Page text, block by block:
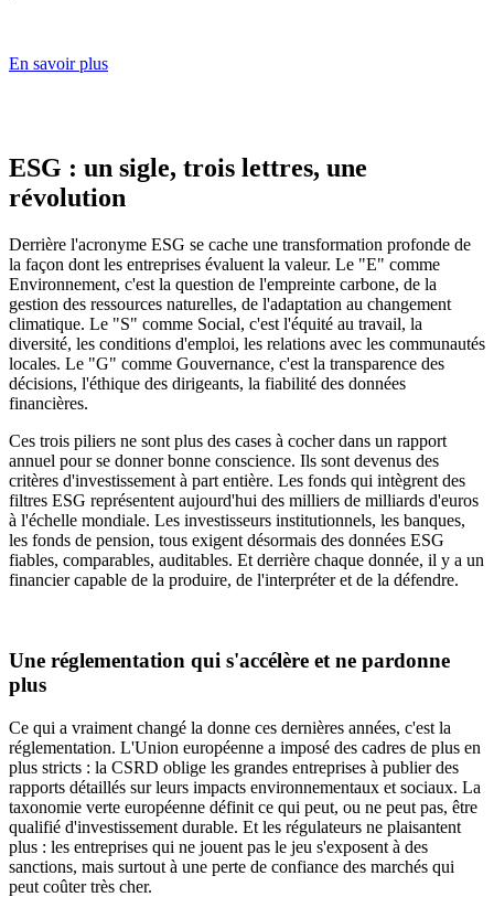
En savoir plus
ESG : un sigle, trois lettres, une
révolution
Derrière l'acronyme ESG se cache une transformation profonde de
la façon dont les entreprises évaluent la valeur. Le "E" comme
Environnement, c'est la question de l'empreinte carbone, de la
gestion des ressources naturelles, de l'adaptation au changement
climatique. Le "S" comme Social, c'est l'équité au travail, la
diversité, les conditions d'emploi, les relations avec les communautés
locales. Le "G" comme Gouvernance, c'est la transparence des
décisions, l'éthique des dirigeants, la fiabilité des données
financières.
Ces trois piliers ne sont plus des cases à cocher dans un rapport
annuel pour se donner bonne conscience. Ils sont devenus des
critères d'investissement à part entière. Les fonds qui intègrent des
filtres ESG représentent aujourd'hui des milliers de milliards d'euros
à l'échelle mondiale. Les investisseurs institutionnels, les banques,
les fonds de pension, tous exigent désormais des données ESG
fiables, comparables, auditables. Et derrière chaque donnée, il y a un
financier capable de la produire, de l'interpréter et de la défendre.
Une réglementation qui s'accélère et ne pardonne
plus
Ce qui a vraiment changé la donne ces dernières années, c'est la
réglementation. L'Union européenne a imposé des cadres de plus en
plus stricts : la CSRD oblige les grandes entreprises à publier des
rapports détaillés sur leurs impacts environnementaux et sociaux. La
taxonomie verte européenne définit ce qui peut, ou ne peut pas, être
qualifié d'investissement durable. Et les régulateurs ne plaisantent
plus : les entreprises qui ne jouent pas le jeu s'exposent à des
sanctions, mais surtout à une perte de confiance des marchés qui
peut coûter très cher.